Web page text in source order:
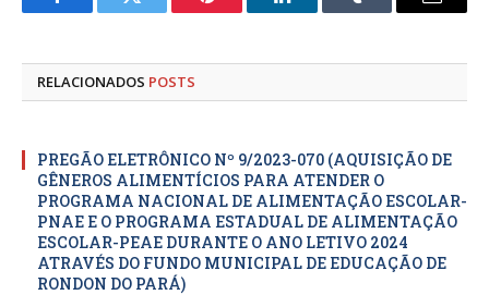
FacebookTwitter Pinterest LinkedInTumblr
E-
RELACIONADOS POSTS
PREGÃO ELETRÔNICO Nº 9/2023-070 (AQUISIÇÃO DE
GÊNEROS ALIMENTÍCIOS PARA ATENDER O
PROGRAMA NACIONAL DE ALIMENTAÇÃO ESCOLAR-
PNAE E O PROGRAMA ESTADUAL DE ALIMENTAÇÃO
ESCOLAR-PEAE DURANTE O ANO LETIVO 2024
ATRAVÉS DO FUNDO MUNICIPAL DE EDUCAÇÃO DE
RONDON DO PARÁ)